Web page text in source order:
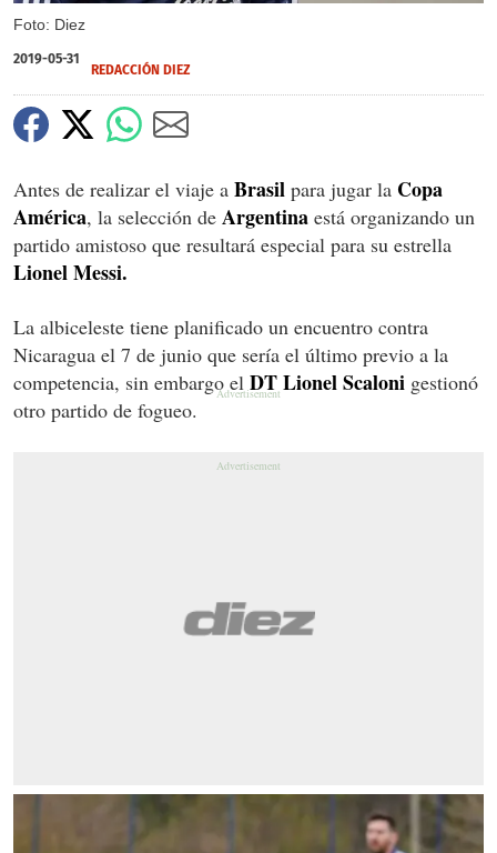
Foto: Diez
2019-05-31
REDACCIÓN DIEZ
Antes de realizar el viaje a Brasil para jugar la Copa
América, la selección de Argentina está organizando un
partido amistoso que resultará especial para su estrella
Lionel Messi.
La albiceleste tiene planificado un encuentro contra
Nicaragua el 7 de junio que sería el último previo a la
competencia, sin embargo el DT Lionel Scaloni gestionó
otro partido de fogueo.